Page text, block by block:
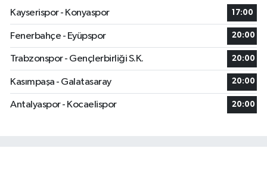
Kayserispor - Konyaspor
17:00
Fenerbahçe - Eyüpspor 20:00
Trabzonspor - Gençlerbirliği S.K. 20:00
Kasımpaşa - Galatasaray 20:00
Antalyaspor - Kocaelispor 20:00